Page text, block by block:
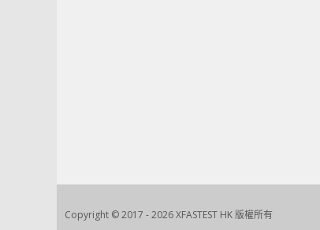
Copyright © 2017 - 2026 XFASTEST HK 版權所有